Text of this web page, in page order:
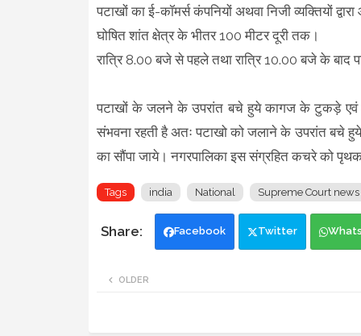
पटाखों का ई-कॉमर्स कंपनियों अथवा निजी व्यक्तियों
घोषित शांत क्षेत्र के भीतर 100 मीटर दूरी तक।
रात्रि 8.00 बजे से पहले तथा रात्रि 10.00 बजे के बाद
पटाखों के जलने के उपरांत बचे हुये कागज के टुकड़े एवं
संभवना रहती है अतः पटाखो को जलाने के उपरांत बचे
का सौंपा जाये। नगरपालिका इस संग्रहित कचरे को
Tags india National Supreme Court news
Facebook Twitter
OLDER